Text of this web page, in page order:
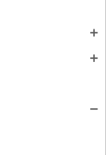
add
add
remove